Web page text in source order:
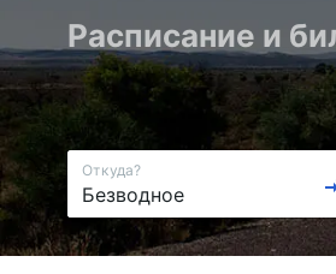
Расписание и
Откуда?